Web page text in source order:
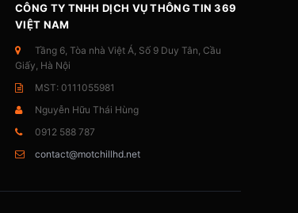
CÔNG TY TNHH DỊCH VỤ THÔNG TIN 369
VIỆT NAM
Tầng 6, Tòa nhà Việt Á, Số 9 Duy Tân, Cầu
Giấy, Hà Nội
MST: 0111055981
Nguyễn Hữu Thái Hùng
0912 588 787
contact@motchillhd.net